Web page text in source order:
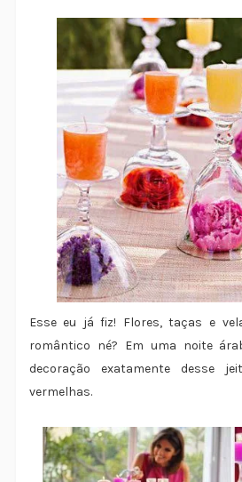
Esse eu já fiz! Flores, taças e
romântico né? Em uma noite
decoração exatamente desse
vermelhas.